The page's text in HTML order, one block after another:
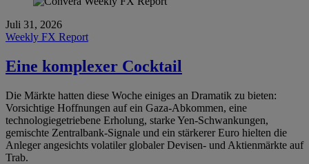
Juli 31, 2026
Weekly FX Report
Eine komplexer Cocktail
Die Märkte hatten diese Woche einiges an Dramatik zu bieten:
Vorsichtige Hoffnungen auf ein Gaza-Abkommen, eine
technologiegetriebene Erholung, starke Yen-Schwankungen,
gemischte Zentralbank-Signale und ein stärkerer Euro hielten die
Anleger angesichts volatiler globaler Devisen- und Aktienmärkte auf
Trab.